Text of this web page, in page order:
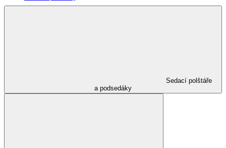
Sedací polštáře
a podsedáky